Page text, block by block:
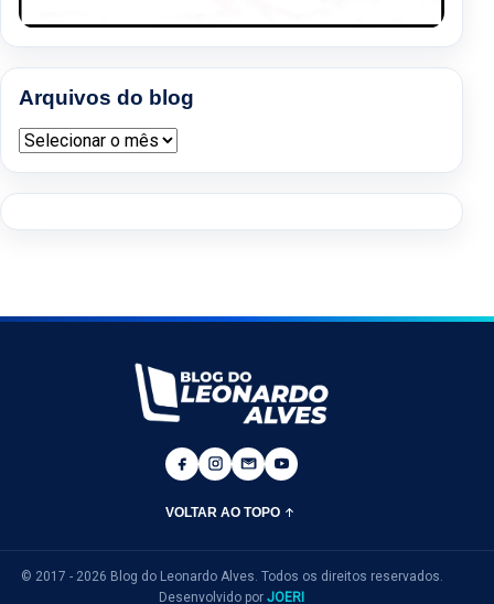
Arquivos do blog
Arquivos do blog
VOLTAR AO TOPO
© 2017 - 2026 Blog do Leonardo Alves. Todos os direitos reservados.
Desenvolvido por JOERI